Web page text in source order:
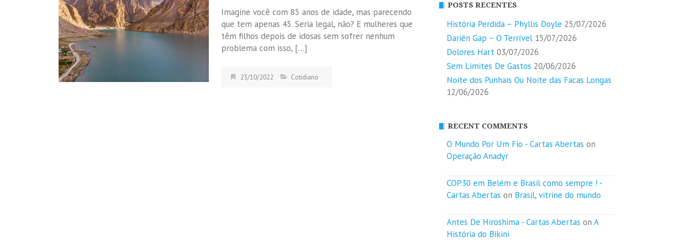
Imagine você com 85 anos de idade, mas parecendo
que tem apenas 45. Seria legal, não? E mulheres que
têm filhos depois de idosas sem sofrer nenhum
problema com isso, […]
23/10/2022 Cotidiano
POSTS RECENTES
História Perdida – Phyllis Doyle 25/07/2026
Darién Gap – O Terrível 15/07/2026
Dolores Hart 03/07/2026
Sem Limites De Gastos 20/06/2026
Noite dos Punhais Ou Noite das Facas Longas
12/06/2026
RECENT COMMENTS
O Mundo Por Um Fio - Cartas Abertas on
Operação Anadyr
COP30 em Belém e Brasil como sempre ! -
Cartas Abertas on Brasil, vitrine do mundo
Antes De Hiroshima - Cartas Abertas on A
História do Bikini